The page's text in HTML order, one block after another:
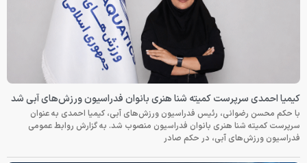
کیمیا احمدی سرپرست کمیته شنا هنری بانوان فدراسیون ورزش‌های آبی شد
با حکم محسن رضوانی، رئیس فدراسیون ورزش‌های آبی، کیمیا احمدی به عنوان
سرپرست کمیته شنا هنری بانوان فدراسیون منصوب شد. به گزارش روابط عمومی
فدراسیون ورزش‌های آبی، در حکم صادر